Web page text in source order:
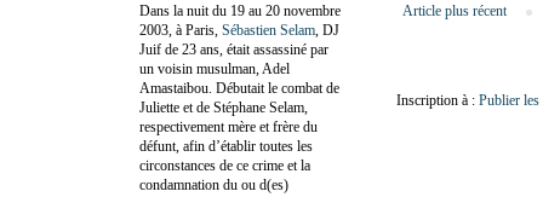
Article plus récent
Inscription à : Publier
Dans la nuit du 19 au 20 novembre
2003, à Paris, Sébastien Selam , DJ
Juif de 23 ans, était assassiné par
un voisin musulman, Adel
Amastaibou. Débutait le combat de
Juliette et de Stéphane Selam,
respectivement mère et frère du
défunt, afin d’établir toutes les
circonstances de ce crime et la
condamnation du ou d(es)